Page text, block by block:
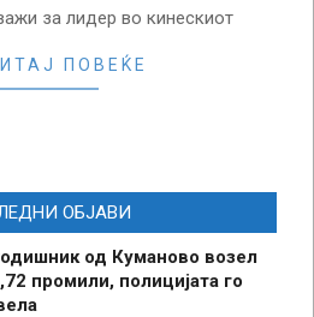
за лидер во кинескиот
ПОВЕЌЕ
ОБЈАВИ
од Куманово возел
промили, полицијата го